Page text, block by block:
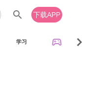
search 下载APP
学习 sports_esports chevron_right